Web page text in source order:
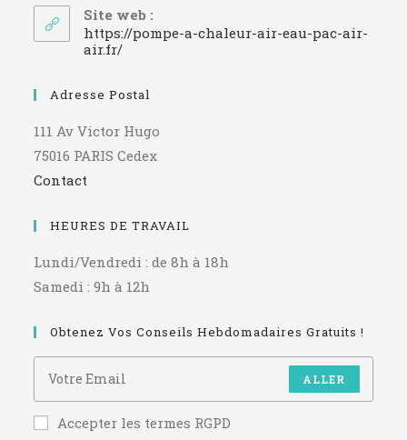
votre
application
Site web :
https://pompe-a-chaleur-air-eau-pac-air-
air.fr/
Adresse Postal
111 Av Victor Hugo
75016 PARIS Cedex
Contact
HEURES DE TRAVAIL
Lundi/Vendredi : de 8h à 18h
Samedi : 9h à 12h
Obtenez Vos Conseils Hebdomadaires Gratuits !
ALLER
Accepter les termes RGPD